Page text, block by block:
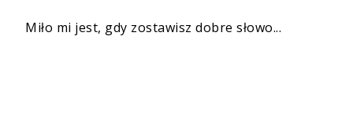
Miło mi jest, gdy zostawisz dobre słowo...